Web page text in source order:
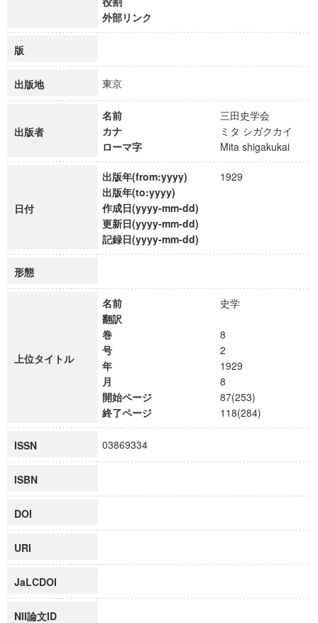
外部リンク
版
出版地 東京
出版者
名前
三田史学会
カナ
ミタ シガクカイ
ローマ字
Mita shigakukai
日付
出版年(from:yyyy)
1929
出版年(to:yyyy)
作成日(yyyy-mm-dd)
更新日(yyyy-mm-dd)
記録日(yyyy-mm-dd)
形態
上位タイトル
名前
史学
翻訳
巻
8
号
2
年
1929
月
8
開始ページ
87(253)
終了ページ
118(284)
ISSN 03869334
ISBN
DOI
URI
JaLCDOI
NII論文ID